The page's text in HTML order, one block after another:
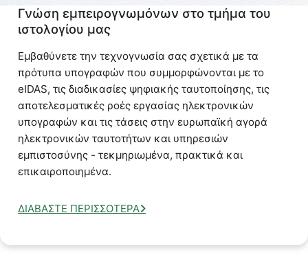
Γνώση εμπειρογνωμόνων στο τμήμα του
ιστολογίου μας
Εμβαθύνετε την τεχνογνωσία σας σχετικά με τα
πρότυπα υπογραφών που συμμορφώνονται με το
eIDAS, τις διαδικασίες ψηφιακής ταυτοποίησης, τις
αποτελεσματικές ροές εργασίας ηλεκτρονικών
υπογραφών και τις τάσεις στην ευρωπαϊκή αγορά
ηλεκτρονικών ταυτοτήτων και υπηρεσιών
εμπιστοσύνης - τεκμηριωμένα, πρακτικά και
επικαιροποιημένα.
ΔΙΑΒΆΣΤΕ ΠΕΡΙΣΣΌΤΕΡΑ